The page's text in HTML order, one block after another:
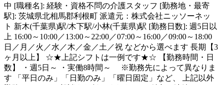
中 [職種名]: 経験・資格不問の介護スタッフ [勤務地・最寄
駅]: 茨城県北相馬郡利根町 派遣元：株式会社ニッソーネッ
ト 新木(千葉県)駅/木下駅/小林(千葉県)駅 [勤務日数]: 週5日以
上 16:00～10:00／13:00～22:00／07:00～16:00／09:00～18:00
日／月／火／水／木／金／土／祝 などから選べます 長期【3
ヶ月以上】 ☆★上記シフトは一例です★☆ 【勤務時間・日
数】 ・週5日～ ・実働8時間～ ※勤務先によって異なりま
す 「平日のみ」「日勤のみ」「曜日固定」など、 上記以外